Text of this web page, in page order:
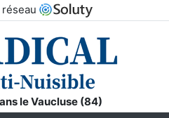
le Vaucluse (84)